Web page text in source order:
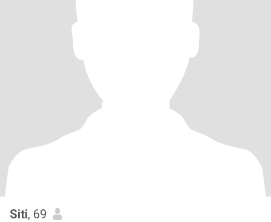
Siti, 69